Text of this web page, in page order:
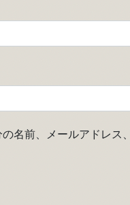
名前、メールアドレス